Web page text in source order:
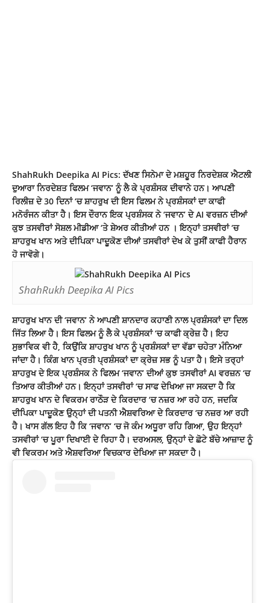
ShahRukh Deepika AI Pics: ਦੱਖਣ ਸਿਨੇਮਾ ਦੇ ਮਸ਼ਹੂਰ ਨਿਰਦੇਸ਼ਕ ਐਟਲੀ
ਦੁਆਰਾ ਨਿਰਦੇਸ਼ਤ ਫਿਲਮ ‘ਜਵਾਨ’ ਨੂੰ ਲੈ ਕੇ ਪ੍ਰਸ਼ੰਸਕ ਦੀਵਾਨੇ ਹਨ। ਆਪਣੀ
ਰਿਲੀਜ਼ ਦੇ 30 ਦਿਨਾਂ ‘ਚ ਸ਼ਾਹਰੁਖ ਦੀ ਇਸ ਫਿਲਮ ਨੇ ਪ੍ਰਸ਼ੰਸਕਾਂ ਦਾ ਕਾਫੀ
ਮਨੋਰੰਜਨ ਕੀਤਾ ਹੈ। ਇਸ ਦੌਰਾਨ ਇਕ ਪ੍ਰਸ਼ੰਸਕ ਨੇ ‘ਜਵਾਨ’ ਦੇ AI ਵਰਜ਼ਨ ਦੀਆਂ
ਕੁਝ ਤਸਵੀਰਾਂ ਸੋਸ਼ਲ ਮੀਡੀਆ ‘ਤੇ ਸ਼ੇਅਰ ਕੀਤੀਆਂ ਹਨ । ਇਨ੍ਹਾਂ ਤਸਵੀਰਾਂ ‘ਚ
ਸ਼ਾਹਰੁਖ ਖਾਨ ਅਤੇ ਦੀਪਿਕਾ ਪਾਦੂਕੋਣ ਦੀਆਂ ਤਸਵੀਰਾਂ ਦੇਖ ਕੇ ਤੁਸੀਂ ਕਾਫੀ ਹੈਰਾਨ
ਹੋ ਜਾਵੋਗੇ।
ShahRukh Deepika AI Pics
ਸ਼ਾਹਰੁਖ ਖਾਨ ਦੀ ‘ਜਵਾਨ’ ਨੇ ਆਪਣੀ ਸ਼ਾਨਦਾਰ ਕਹਾਣੀ ਨਾਲ ਪ੍ਰਸ਼ੰਸਕਾਂ ਦਾ ਦਿਲ
ਜਿੱਤ ਲਿਆ ਹੈ। ਇਸ ਫਿਲਮ ਨੂੰ ਲੈ ਕੇ ਪ੍ਰਸ਼ੰਸਕਾਂ ‘ਚ ਕਾਫੀ ਕ੍ਰੇਜ਼ ਹੈ। ਇਹ
ਸੁਭਾਵਿਕ ਵੀ ਹੈ, ਕਿਉਂਕਿ ਸ਼ਾਹਰੁਖ ਖਾਨ ਨੂੰ ਪ੍ਰਸ਼ੰਸਕਾਂ ਦਾ ਵੱਡਾ ਚਹੇਤਾ ਮੰਨਿਆ
ਜਾਂਦਾ ਹੈ। ਕਿੰਗ ਖਾਨ ਪ੍ਰਤੀ ਪ੍ਰਸ਼ੰਸਕਾਂ ਦਾ ਕ੍ਰੇਜ਼ ਸਭ ਨੂੰ ਪਤਾ ਹੈ। ਇਸੇ ਤਰ੍ਹਾਂ
ਸ਼ਾਹਰੁਖ ਦੇ ਇਕ ਪ੍ਰਸ਼ੰਸਕ ਨੇ ਫਿਲਮ ‘ਜਵਾਨ’ ਦੀਆਂ ਕੁਝ ਤਸਵੀਰਾਂ AI ਵਰਜ਼ਨ ‘ਚ
ਤਿਆਰ ਕੀਤੀਆਂ ਹਨ। ਇਨ੍ਹਾਂ ਤਸਵੀਰਾਂ ‘ਚ ਸਾਫ ਦੇਖਿਆ ਜਾ ਸਕਦਾ ਹੈ ਕਿ
ਸ਼ਾਹਰੁਖ ਖਾਨ ਦੇ ਵਿਕਰਮ ਰਾਠੌੜ ਦੇ ਕਿਰਦਾਰ ‘ਚ ਨਜ਼ਰ ਆ ਰਹੇ ਹਨ, ਜਦਕਿ
ਦੀਪਿਕਾ ਪਾਦੂਕੋਣ ਉਨ੍ਹਾਂ ਦੀ ਪਤਨੀ ਐਸ਼ਵਰਿਆ ਦੇਕਿਰਦਾਰ‘ਚ ਨਜ਼ਰ ਆ ਰਹੀ
ਹੈ। ਖਾਸ ਗੱਲ ਇਹ ਹੈ ਕਿ ‘ਜਵਾਨ’ ‘ਚ ਜੋ ਕੰਮ ਅਧੂਰਾ ਰਹਿ ਗਿਆ, ਉਹ ਇਨ੍ਹਾਂ
ਤਸਵੀਰਾਂ ‘ਚ ਪੂਰਾ ਦਿਖਾਈ ਦੇ ਰਿਹਾ ਹੈ। ਦਰਅਸਲ, ਉਨ੍ਹਾਂ ਦੇ ਛੋਟੇ ਬੱਚੇ ਆਜ਼ਾਦ ਨੂੰ
ਵੀ ਵਿਕਰਮ ਅਤੇਐਸ਼ਵਰਿਆਵਿਚਕਾਰ ਦੇਖਿਆ ਜਾ ਸਕਦਾ ਹੈ।